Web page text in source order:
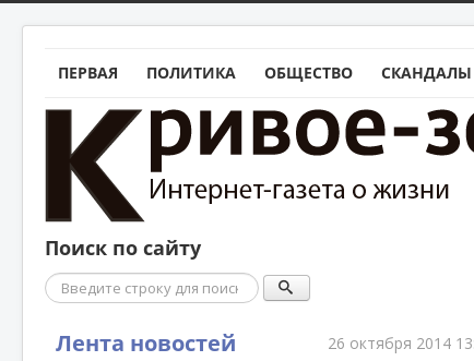
ПЕРВАЯ ПОЛИТИКА ОБЩЕСТВО
Поиск по сайту
Поиск
Лента новостей 26 октября 2014